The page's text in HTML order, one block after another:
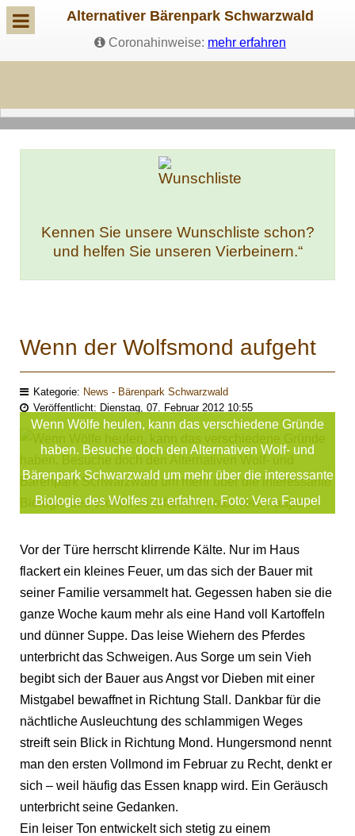
Alternativer Bärenpark Schwarzwald
Coronahinweise: mehr erfahren
Kennen Sie unsere Wunschliste schon?
und helfen Sie unseren Vierbeinern.“
Wenn der Wolfsmond aufgeht
Kategorie: News - Bärenpark Schwarzwald
Veröffentlicht: Dienstag, 07. Februar 2012 10:55
Wenn Wölfe heulen, kann das verschiedene Gründe
haben. Besuche doch den Alternativen Wolf- und
Bärenpark Schwarzwald um mehr über die interessante
Biologie des Wolfes zu erfahren. Foto: Vera Faupel
Vor der Türe herrscht klirrende Kälte. Nur im Haus
flackert ein kleines Feuer, um das sich der Bauer mit
seiner Familie versammelt hat. Gegessen haben sie die
ganze Woche kaum mehr als eine Hand voll Kartoffeln
und dünner Suppe. Das leise Wiehern des Pferdes
unterbricht das Schweigen. Aus Sorge um sein Vieh
begibt sich der Bauer aus Angst vor Dieben mit einer
Mistgabel bewaffnet in Richtung Stall. Dankbar für die
nächtliche Ausleuchtung des schlammigen Weges
streift sein Blick in Richtung Mond. Hungersmond nennt
man den ersten Vollmond im Februar zu Recht, denkt er
sich – weil häufig das Essen knapp wird. Ein Geräusch
unterbricht seine Gedanken.
Ein leiser Ton entwickelt sich stetig zu einem